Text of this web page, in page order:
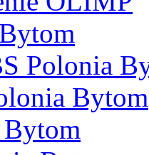
Polonia
Bytom